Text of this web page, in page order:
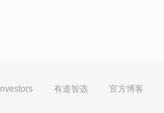
Investors 有道智选 官方博客